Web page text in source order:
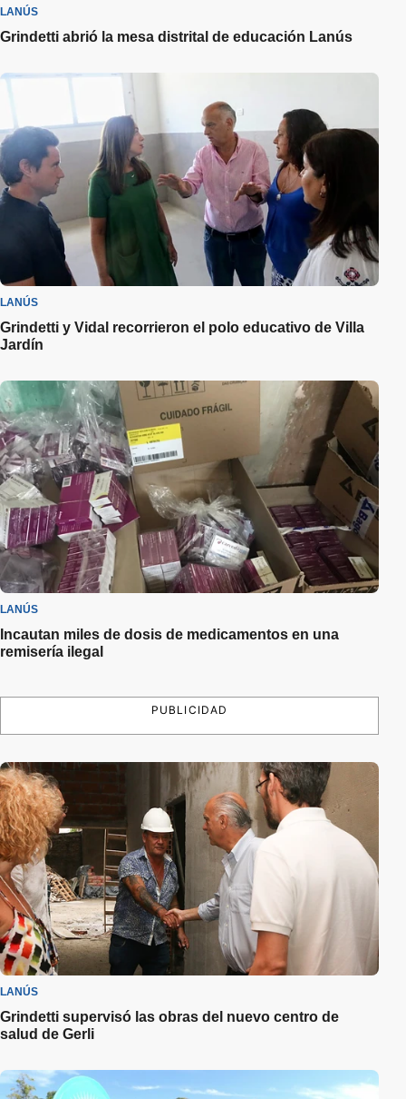
LANÚS
Grindetti abrió la mesa distrital de educación Lanús
LANÚS
Grindetti y Vidal recorrieron el polo educativo de Villa
Jardín
LANÚS
Incautan miles de dosis de medicamentos en una
remisería ilegal
PUBLICIDAD
LANÚS
Grindetti supervisó las obras del nuevo centro de
salud de Gerli